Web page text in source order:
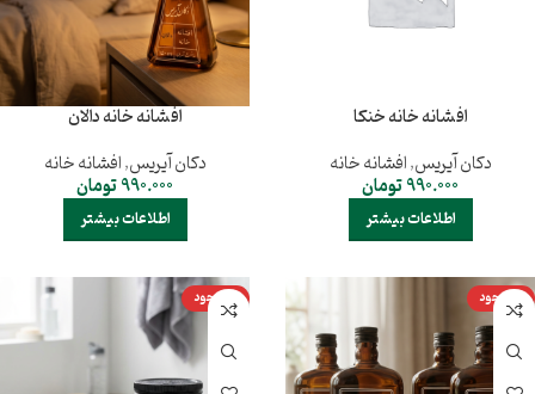
افشانه خانه خنکا
دکان آیریس,افشانه خانه
990.000تومان
اطلاعات بیشتر
افشانه خانه دالان
دکان آیریس,افشانه خانه
990.000تومان
اطلاعات بیشتر
ناموجود ناموجود